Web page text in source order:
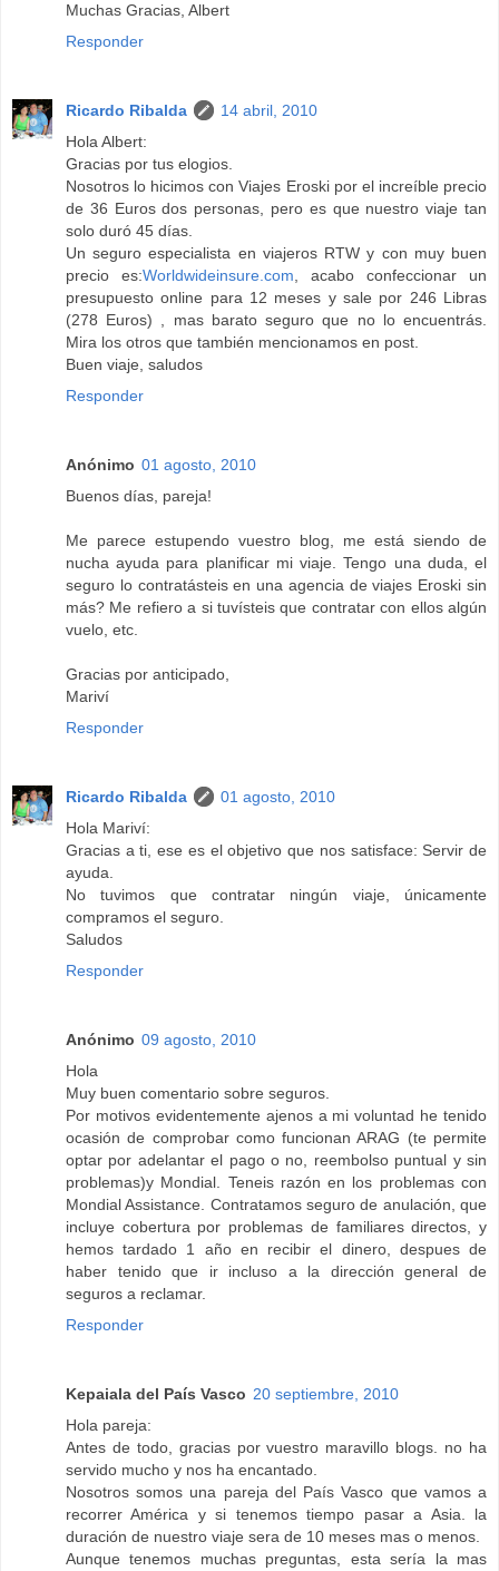
Muchas Gracias, Albert
Responder
Ricardo Ribalda
14 abril, 2010
Hola Albert:
Gracias por tus elogios.
Nosotros lo hicimos con Viajes Eroski por el increíble precio
de 36 Euros dos personas, pero es que nuestro viaje tan
solo duró 45 días.
Un seguro especialista en viajeros RTW y con muy buen
precio es:Worldwideinsure.com , acabo confeccionar un
presupuesto online para 12 meses y sale por 246 Libras
(278 Euros) , mas barato seguro que no lo encuentrás.
Mira los otros que también mencionamos en post.
Buen viaje, saludos
Responder
Anónimo 01 agosto, 2010
Buenos días, pareja!
Me parece estupendo vuestro blog, me está siendo de
nucha ayuda para planificar mi viaje. Tengo una duda, el
seguro lo contratásteis en una agencia de viajes Eroski sin
más? Me refiero a si tuvísteis que contratar con ellos algún
vuelo, etc.
Gracias por anticipado,
Mariví
Responder
Ricardo Ribalda
01 agosto, 2010
Hola Mariví:
Gracias a ti, ese es el objetivo que nos satisface: Servir de
ayuda.
No tuvimos que contratar ningún viaje, únicamente
compramos el seguro.
Saludos
Responder
Anónimo 09 agosto, 2010
Hola
Muy buen comentario sobre seguros.
Por motivos evidentemente ajenos a mi voluntad he tenido
ocasión de comprobar como funcionan ARAG (te permite
optar por adelantar el pago o no, reembolso puntual y sin
problemas)y Mondial. Teneis razón en los problemas con
Mondial Assistance. Contratamos seguro de anulación, que
incluye cobertura por problemas de familiares directos, y
hemos tardado 1 año en recibir el dinero, despues de
haber tenido que ir incluso a la dirección general de
seguros a reclamar.
Responder
Kepaiala del País Vasco 20 septiembre, 2010
Hola pareja:
Antes de todo, gracias por vuestro maravillo blogs. no ha
servido mucho y nos ha encantado.
Nosotros somos una pareja del País Vasco que vamos a
recorrer América y si tenemos tiempo pasar a Asia. la
duración de nuestro viaje sera de 10 meses mas o menos.
Aunque tenemos muchas preguntas, esta sería la mas